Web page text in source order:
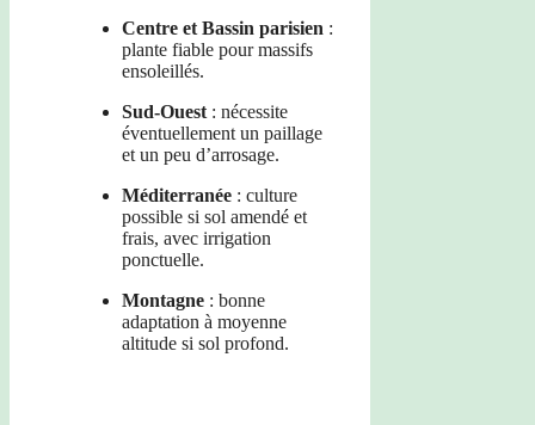
Centre et Bassin parisien :
plante fiable pour massifs
ensoleillés.
Sud-Ouest : nécessite
éventuellement un paillage
et un peu d’arrosage.
Méditerranée : culture
possible si sol amendé et
frais, avec irrigation
ponctuelle.
Montagne : bonne
adaptation à moyenne
altitude si sol profond.